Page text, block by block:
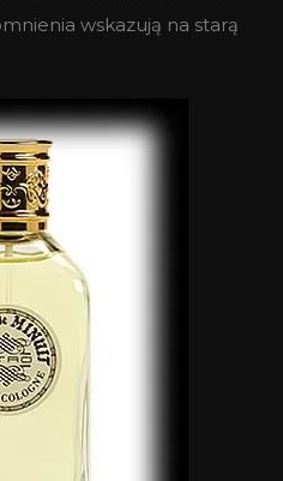
wskazują na starą